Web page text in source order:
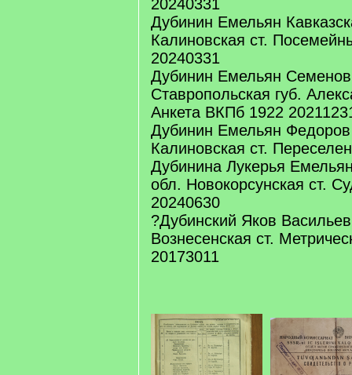
20240331
Дубинин Емельян
Калиновская ст.
20240331
Дубинин Емельян
Ставропольская губ.
Анкета ВКПб 1922
Дубинин Емельян Федоров
Калиновская ст.
Дубинина Лукерья
обл. Новокорсунская ст.
20240630
?Дубинский Яков
Вознесенская ст.
20173011